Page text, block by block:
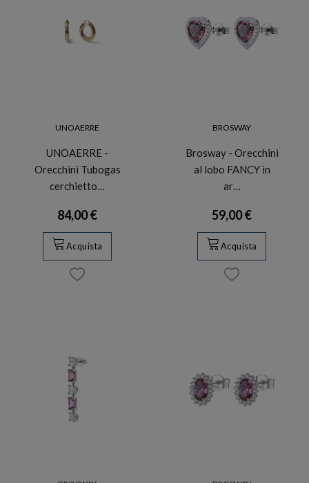
UNOAERRE
UNOAERRE -
Orecchini Tubogas
cerchietto…
84,00 €
Acquista
BROSWAY
Brosway - Orecchini
al lobo FANCY in
ar…
59,00 €
Acquista